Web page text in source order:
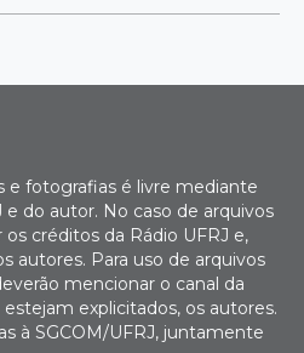
e fotografias é livre mediante
e do autor. No caso de arquivos
créditos da Rádio UFRJ e,
autores. Para uso de arquivos
mencionar o canal da
estejam explicitados, os autores.
à SGCOM/UFRJ, juntamente